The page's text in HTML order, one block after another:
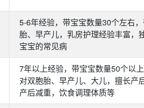
5-6年经验，带宝宝数量30个左右
胎、早产儿，乳房护理经验丰富，
宝宝的常见病
7年以上经验，带宝宝数量50个以
对双胞胎、早产儿、大儿，擅长产
产后减重，饮食调理体质等